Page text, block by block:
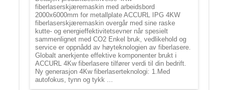
fiberlaserskjæremaskin med arbeidsbord
2000x6000mm for metallplate ACCURL IPG 4KW
fiberlaserskjæremaskin overgår med sine raske
kutte- og energieffektivitetsevner når spesielt
sammenlignet med CO2 Enkel bruk, vedlikehold og
service er oppnådd av høyteknologien av fiberlasere.
Globalt anerkjente effektive komponenter brukt i
ACCURL 4Kw fiberlasere tilfører verdi til din bedrift.
Ny generasjon 4Kw fiberlaserteknologi: 1.Med
autofokus, tynn og tykk ...